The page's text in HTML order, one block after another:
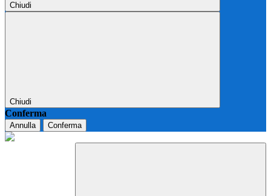
Chiudi
Chiudi
Conferma
Annulla Conferma